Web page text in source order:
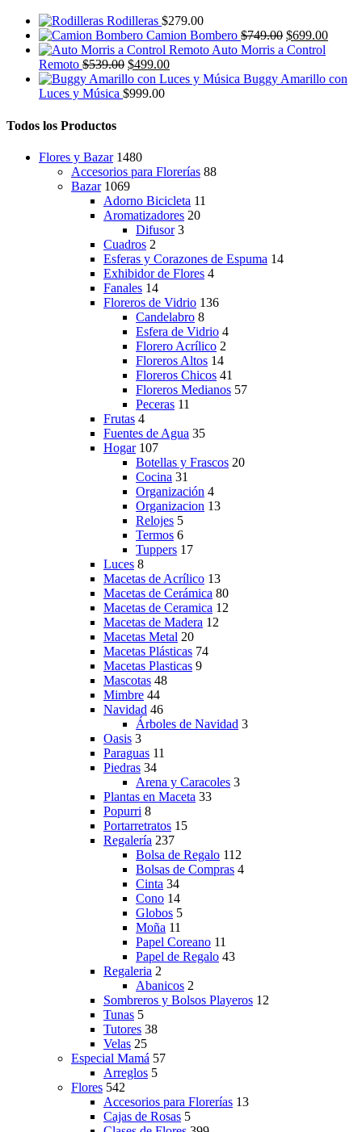
Rodilleras $279.00
Camion Bombero $749.00 El
precio
era:
$699.00El
es:
Auto Morris a Control
Remoto $539.00 El
precio
original
$499.00El
precio
Buggy Amarillo con
Luces y Música $999.00
Todos los Productos
Flores y Bazar 1480
Accesorios para Florerías 88
Bazar 1069
Adorno Bicicleta 11
Aromatizadores 20
Difusor 3
Cuadros 2
Esferas y Corazones de Espuma 14
Exhibidor de Flores 4
Fanales 14
Floreros de Vidrio 136
Candelabro 8
Esfera de Vidrio 4
Florero Acrílico 2
Floreros Altos 14
Floreros Chicos 41
Floreros Medianos 57
Peceras 11
Frutas 4
Fuentes de Agua 35
Hogar 107
Botellas y Frascos 20
Cocina 31
Organización 4
Organizacion 13
Relojes 5
Termos 6
Tuppers 17
Luces 8
Macetas de Acrílico 13
Macetas de Cerámica 80
Macetas de Ceramica 12
Macetas de Madera 12
Macetas Metal 20
Macetas Plásticas 74
Macetas Plasticas 9
Mascotas 48
Mimbre 44
Navidad 46
Árboles de Navidad 3
Oasis 3
Paraguas 11
Piedras 34
Arena y Caracoles 3
Plantas en Maceta 33
Popurri 8
Portarretratos 15
Regalería 237
Bolsa de Regalo 112
Bolsas de Compras 4
Cinta 34
Cono 14
Globos 5
Moña 11
Papel Coreano 11
Papel de Regalo 43
Regaleria 2
Abanicos 2
Sombreros y Bolsos Playeros 12
Tunas 5
Tutores 38
Velas 25
Especial Mamá 57
Arreglos 5
Flores 542
Accesorios para Florerías 13
Cajas de Rosas 5